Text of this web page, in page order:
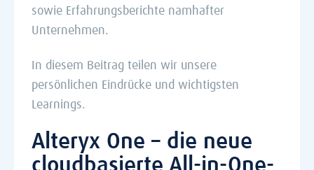
sowie Erfahrungsberichte namhafter
Unternehmen.
In diesem Beitrag teilen wir unsere
persönlichen Eindrücke und wichtigsten
Learnings.
Alteryx One – die neue
cloudbasierte All-in-One-